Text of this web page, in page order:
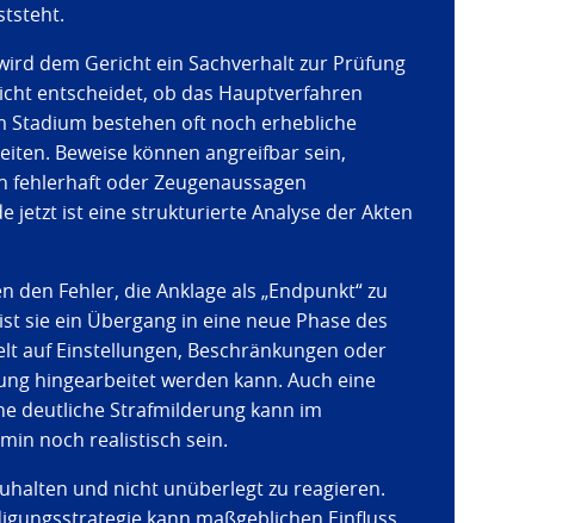
dem Gericht ein Sachverhalt zur Prüfung
entscheidet, ob das Hauptverfahren
Stadium bestehen oft noch erhebliche
Beweise können angreifbar sein,
fehlerhaft oder Zeugenaussagen
jetzt ist eine strukturierte Analyse der Akten
den Fehler, die Anklage als „Endpunkt“ zu
sie ein Übergang in eine neue Phase des
auf Einstellungen, Beschränkungen oder
hingearbeitet werden kann. Auch eine
deutliche Strafmilderung kann im
noch realistisch sein.
und nicht unüberlegt zu reagieren.